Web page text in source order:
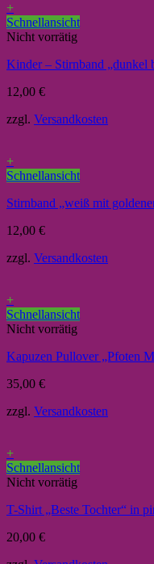
+
Schnellansicht
Nicht vorrätig
Kinder – Stirnband „dunkel
12,00 €
zzgl. Versandkosten
+
Schnellansicht
Stirnband „weiß mit
12,00 €
zzgl. Versandkosten
+
Schnellansicht
Nicht vorrätig
Kapuzen Pullover „Pfoten
35,00 €
zzgl. Versandkosten
+
Schnellansicht
Nicht vorrätig
T-Shirt „Beste Tochter“ in
20,00 €